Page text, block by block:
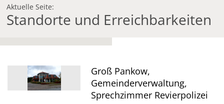
Aktuelle Seite:
Standorte und Erreichbarkeiten
Groß Pankow,
Gemeinderverwaltung,
Sprechzimmer Revierpolizei